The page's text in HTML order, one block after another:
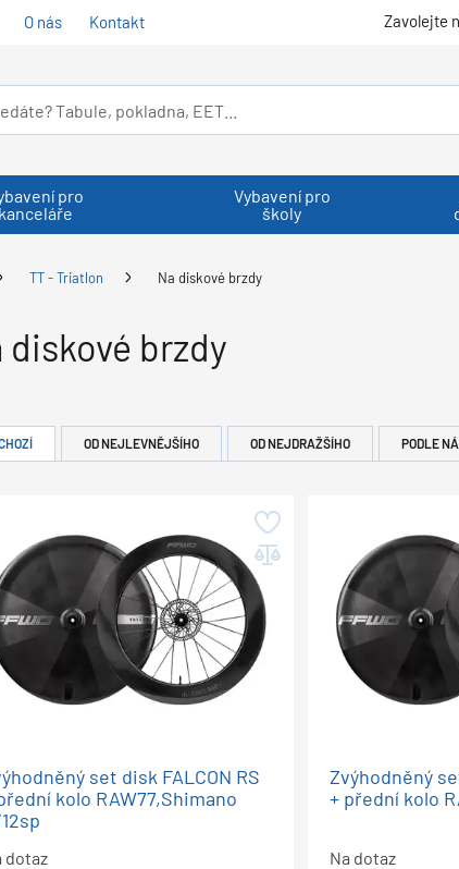
O nás Kontakt Zavolejte
pro
Vybavení pro
školy
TT - Triatlon Na diskové brzdy
diskové brzdy
OD NEJLEVNĚJŠÍHO OD NEJDRAŽŠÍHO PODLE
set disk FALCON RS
kolo RAW77,Shimano
12sp
dotaz
Zvýhodněný
+ přední kolo
Na dotaz